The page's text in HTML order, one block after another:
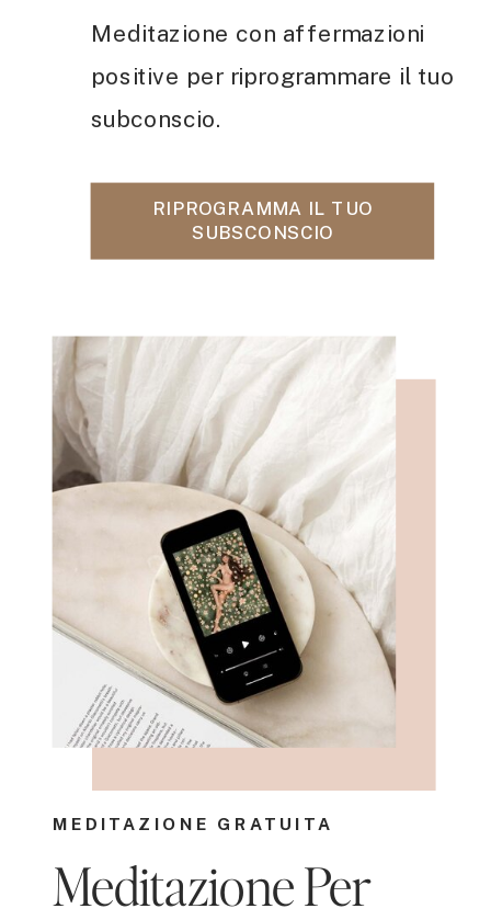
Meditazione con affermazioni
positive per riprogrammare il tuo
subconscio.
RIPROGRAMMA IL TUO
SUBSCONSCIO
Meditazione Per
MEDITAZIONE GRATUITA